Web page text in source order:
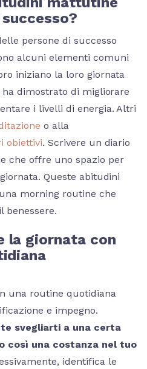
persone di successo
alcuni elementi comuni
iniziano la loro giornata
ha dimostrato di migliorare
i livelli di energia. Altri
o alla
obiettivi. Scrivere un diario
che offre uno spazio per
Queste abitudini
morning routine che
benessere.
la giornata con
una routine quotidiana
e impegno.
svegliarti a una certa
così una costanza nel tuo
identifica le